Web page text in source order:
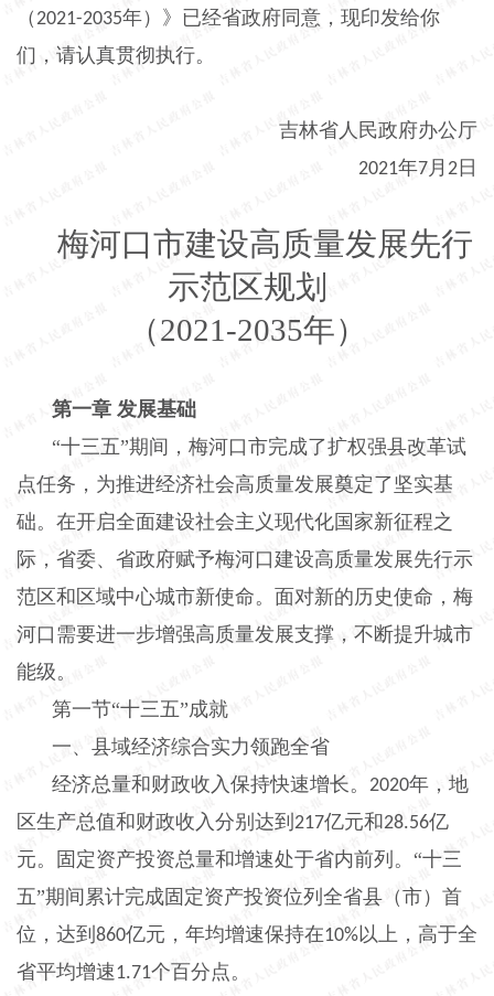
（2021-2035年）》已经省政府同意，现印发给你
们，请认真贯彻执行。
吉林省人民政府办公厅
2021年7 月 2日
梅河口市建设高质量发展先行
示范区规划
（2021-2035年）
第一章 发展基础
“十三五”期间，梅河口市完成了扩权强县改革试
点任务，为推进经济社会高质量发展奠定了坚实基
础。在开启全面建设社会主义现代化国家新征程之
际，省委、省政府赋予梅河口建设高质量发展先行示
范区和区域中心城市新使命。面对新的历史使命，梅
河口需要进一步增强高质量发展支撑，不断提升城市
能级。
第一节“十三五”成就
一、县域经济综合实力领跑全省
经济总量和财政收入保持快速增长。 2020年，地
区生产总值和财政收入分别达到 217亿元和28.56亿
元。固定资产投资总量和增速处于省内前列。“十三
五”期间累计完成固定资产投资位列全省县（市）首
位，达到 860亿元，年均增速保持在10%以上，高于全
省平均增速1.71个百分点。